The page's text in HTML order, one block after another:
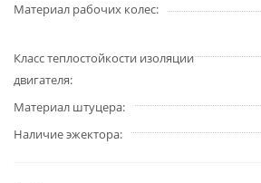
Материал рабочих колес
Класс теплостойкости изоляции
двигателя
Материал штуцера
Наличие эжектора